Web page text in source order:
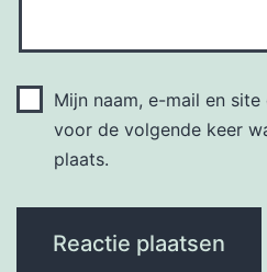
Mijn naam, e-mail en
voor de volgende keer
plaats.